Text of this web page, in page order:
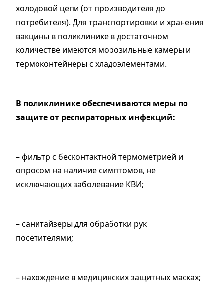
холодовой цепи (от производителя до
потребителя). Для транспортировки и хранения
вакцины в поликлинике в достаточном
количестве имеются морозильные камеры и
термоконтейнеры с хладоэлементами.
В поликлинике обеспечиваются меры по
защите от респираторных инфекций:
– фильтр с бесконтактной термометрией и
опросом на наличие симптомов, не
исключающих заболевание КВИ;
– санитайзеры для обработки рук
посетителями;
– нахождение в медицинских защитных масках;